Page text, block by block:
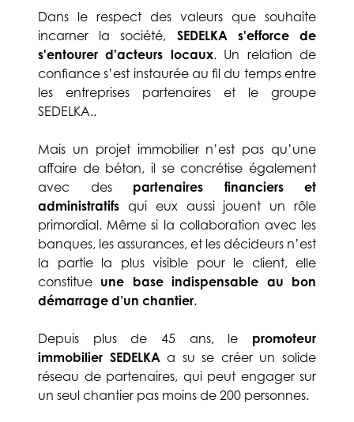
Dans le respect des valeurs que souhaite
incarner la société, SEDELKA s'efforce de
s'entourer d'acteurs locaux. Un relation de
confiance s’est instaurée au fil du temps entre
les entreprises partenaires et le groupe
SEDELKA..
Mais un projet immobilier n’est pas qu’une
affaire de béton, il se concrétise également
avec des partenaires financiers et
administratifs qui eux aussi jouent un rôle
primordial. Même si la collaboration avec les
banques, les assurances, et les décideurs n’est
la partie la plus visible pour le client, elle
constitue une base indispensable au bon
démarrage d’un chantier.
Depuis plus de 45 ans, le promoteur
immobilier SEDELKAa su se créer un solide
réseau de partenaires, qui peut engager sur
un seul chantier pas moins de 200 personnes.